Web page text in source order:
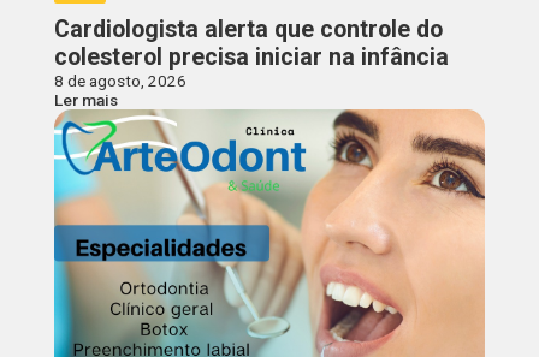
Cardiologista alerta que controle do
colesterol precisa iniciar na infância
8 de agosto, 2026
Ler mais